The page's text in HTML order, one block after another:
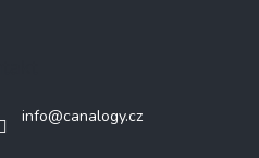
info@canalogy.cz